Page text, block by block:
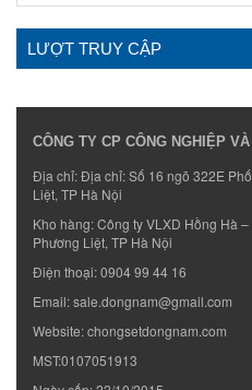
LƯỢT TRUY CẬP
CÔNG TY CP CÔNG NGHIỆP
Địa chỉ: Địa chỉ: Số 16 ngõ 322E
Liệt, TP Hà Nội
Kho hàng: Công ty VLXD Hồng Hà
Phương Liệt, TP Hà Nội
Điện thoại:0904 99 44 16
Email:sale.dongnam@gmail.com
Website:chongsetdongnam.com
MST:0107051913